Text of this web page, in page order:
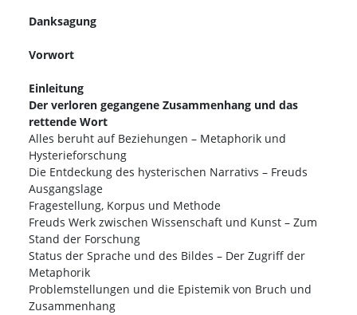
Danksagung
Vorwort
Einleitung
Der verloren gegangene Zusammenhang und das
rettende Wort
Alles beruht auf Beziehungen – Metaphorik und
Hysterieforschung
Die Entdeckung des hysterischen Narrativs – Freuds
Ausgangslage
Fragestellung, Korpus und Methode
Freuds Werk zwischen Wissenschaft und Kunst – Zum
Stand der Forschung
Status der Sprache und des Bildes – Der Zugriff der
Metaphorik
Problemstellungen und die Epistemik von Bruch und
Zusammenhang